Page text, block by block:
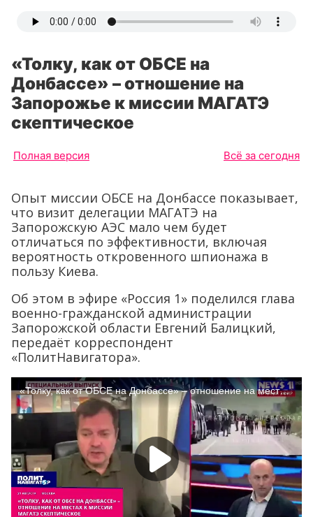
«Толку, как от ОБСЕ на
Донбассе» – отношение на
Запорожье к миссии МАГАТЭ
скептическое
Полная версия Всё за сегодня
Опыт миссии ОБСЕ на Донбассе показывает,
что визит делегации МАГАТЭ на
Запорожскую АЭС мало чем будет
отличаться по эффективности, включая
вероятность откровенного шпионажа в
пользу Киева.
Об этом в эфире «Россия 1» поделился глава
военно-гражданской администрации
Запорожской области Евгений Балицкий,
передаёт корреспондент
«ПолитНавигатора».